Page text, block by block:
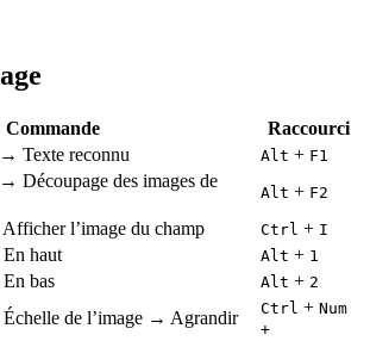
Commande
Raccourci
Texte reconnu
Alt + F1
Découpage des images de
Alt + F2
l’image du champ Ctrl + I
haut Alt + 1
bas Alt + 2
de l’image → Agrandir Ctrl + Num
+